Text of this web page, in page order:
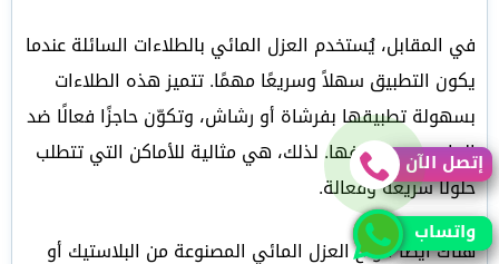
في المقابل، يُستخدم العزل المائي بالطلاءات السائلة عندما
يكون التطبيق سهلاً وسريعًا مهمًا. تتميز هذه الطلاءات
بسهولة تطبيقها بفرشاة أو رشاش، وتكوّن حاجزًا فعالًا ضد
الماء بمجرد جفافها. لذلك، هي مثالية للأماكن التي تتطلب
حلولاً سريعة وفعالة.
هناك أيضًا ألواح العزل المائي المصنوعة من البلاستيك أو
إتصل الآن
واتساب
إتصل الآن
واتساب